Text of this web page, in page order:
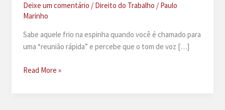
Deixe um comentário / Direito do Trabalho / Paulo
Marinho
Sabe aquele frio na espinha quando você é chamado para
uma “reunião rápida” e percebe que o tom de voz […]
Fui
Read More »